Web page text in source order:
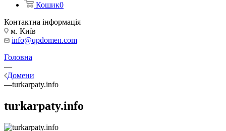
Кошик0
Контактна інформація
м. Київ
info@qpdomen.com
Головна
—
Домени
—turkarpaty.info
turkarpaty.info